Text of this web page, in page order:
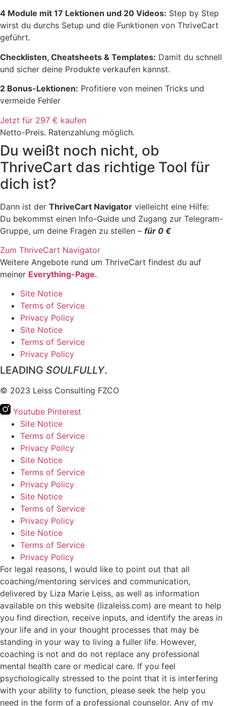
4 Module mit 17 Lektionen und 20 Videos: Step by Step
wirst du durchs Setup und die Funktionen von ThriveCart
geführt.
Checklisten, Cheatsheets & Templates: Damit du schnell
und sicher deine Produkte verkaufen kannst.
2 Bonus-Lektionen: Profitiere von meinen Tricks und
vermeide Fehler
Jetzt für 297 € kaufen
Netto-Preis. Ratenzahlung möglich.
Du weißt noch nicht, ob
ThriveCart das richtige Tool für
dich ist?
Dann ist der ThriveCart Navigator vielleicht eine Hilfe:
Du bekommst einen Info-Guide und Zugang zur Telegram-
Gruppe, um deine Fragen zu stellen – für 0 €
Zum ThriveCart Navigator
Weitere Angebote rund um ThriveCart findest du auf
meiner Everything-Page.
Site Notice
Terms of Service
Privacy Policy
Site Notice
Terms of Service
Privacy Policy
LEADING SOULFULLY.
© 2023 Leiss Consulting FZCO
Youtube Pinterest
Site Notice
Terms of Service
Privacy Policy
Site Notice
Terms of Service
Privacy Policy
Site Notice
Terms of Service
Privacy Policy
Site Notice
Terms of Service
Privacy Policy
For legal reasons, I would like to point out that all
coaching/mentoring services and communication,
delivered by Liza Marie Leiss, as well as information
available on this website (lizaleiss.com) are meant to help
you find direction, receive inputs, and identify the areas in
your life and in your thought processes that may be
standing in your way to living a fuller life. However,
coaching is not and do not replace any professional
mental health care or medical care. If you feel
psychologically stressed to the point that it is interfering
with your ability to function, please seek the help you
need in the form of a professional counselor. Any of my